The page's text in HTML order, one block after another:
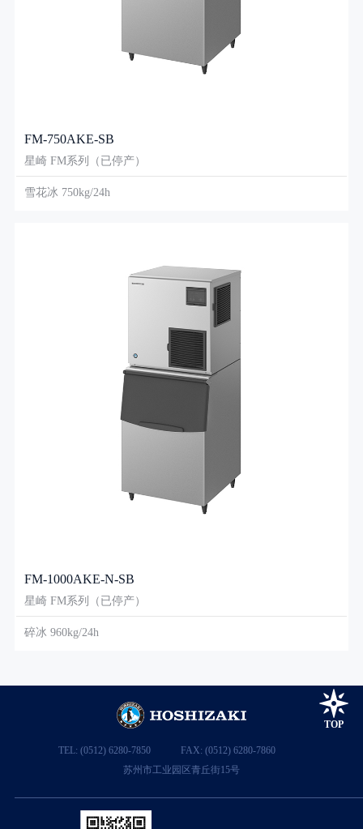
FM-750AKE-SB
星崎 FM系列（已停产）
雪花冰 750kg/24h
FM-1000AKE-N-SB
星崎 FM系列（已停产）
碎冰 960kg/24h
TEL: (0512) 6280-7850
FAX: (0512) 6280-7860
苏州市工业园区青丘街15号
TOP